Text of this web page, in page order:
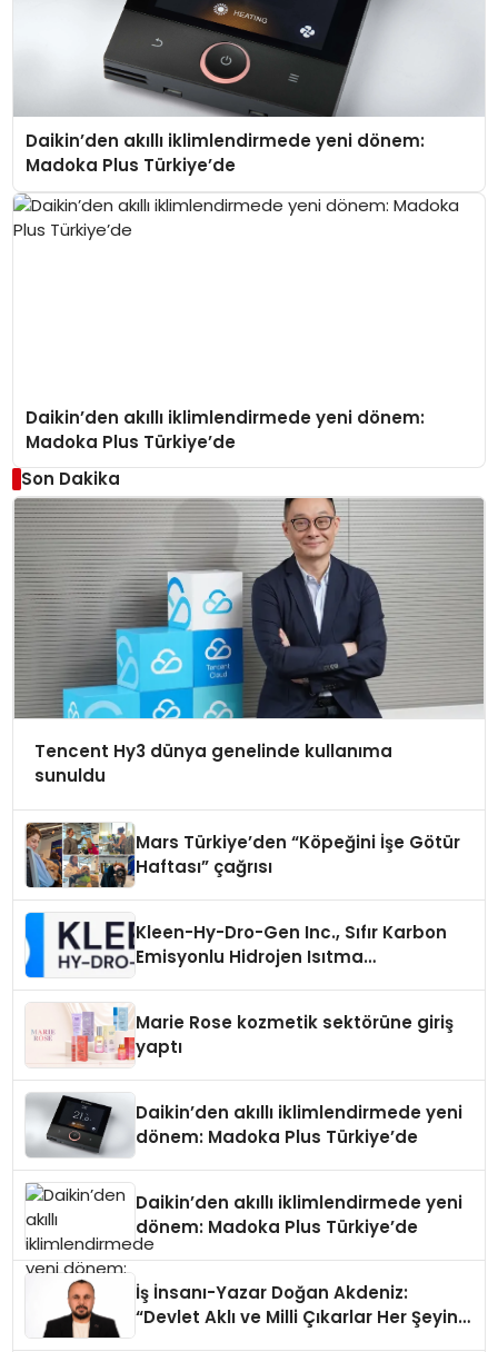
Daikin’den akıllı iklimlendirmede yeni dönem:
Madoka Plus Türkiye’de
Daikin’den akıllı iklimlendirmede yeni dönem:
Madoka Plus Türkiye’de
Son Dakika
Tencent Hy3 dünya genelinde kullanıma
sunuldu
Mars Türkiye’den “Köpeğini İşe Götür
Haftası” çağrısı
Kleen-Hy-Dro-Gen Inc., Sıfır Karbon
Emisyonlu Hidrojen Isıtma
Marie Rose kozmetik sektörüne giriş
yaptı
Daikin’den akıllı iklimlendirmede yeni
dönem: Madoka Plus Türkiye’de
Daikin’den akıllı iklimlendirmede yeni
dönem: Madoka Plus Türkiye’de
İş İnsanı-Yazar Doğan Akdeniz:
“Devlet Aklı ve Milli Çıkarlar Her Şeyin